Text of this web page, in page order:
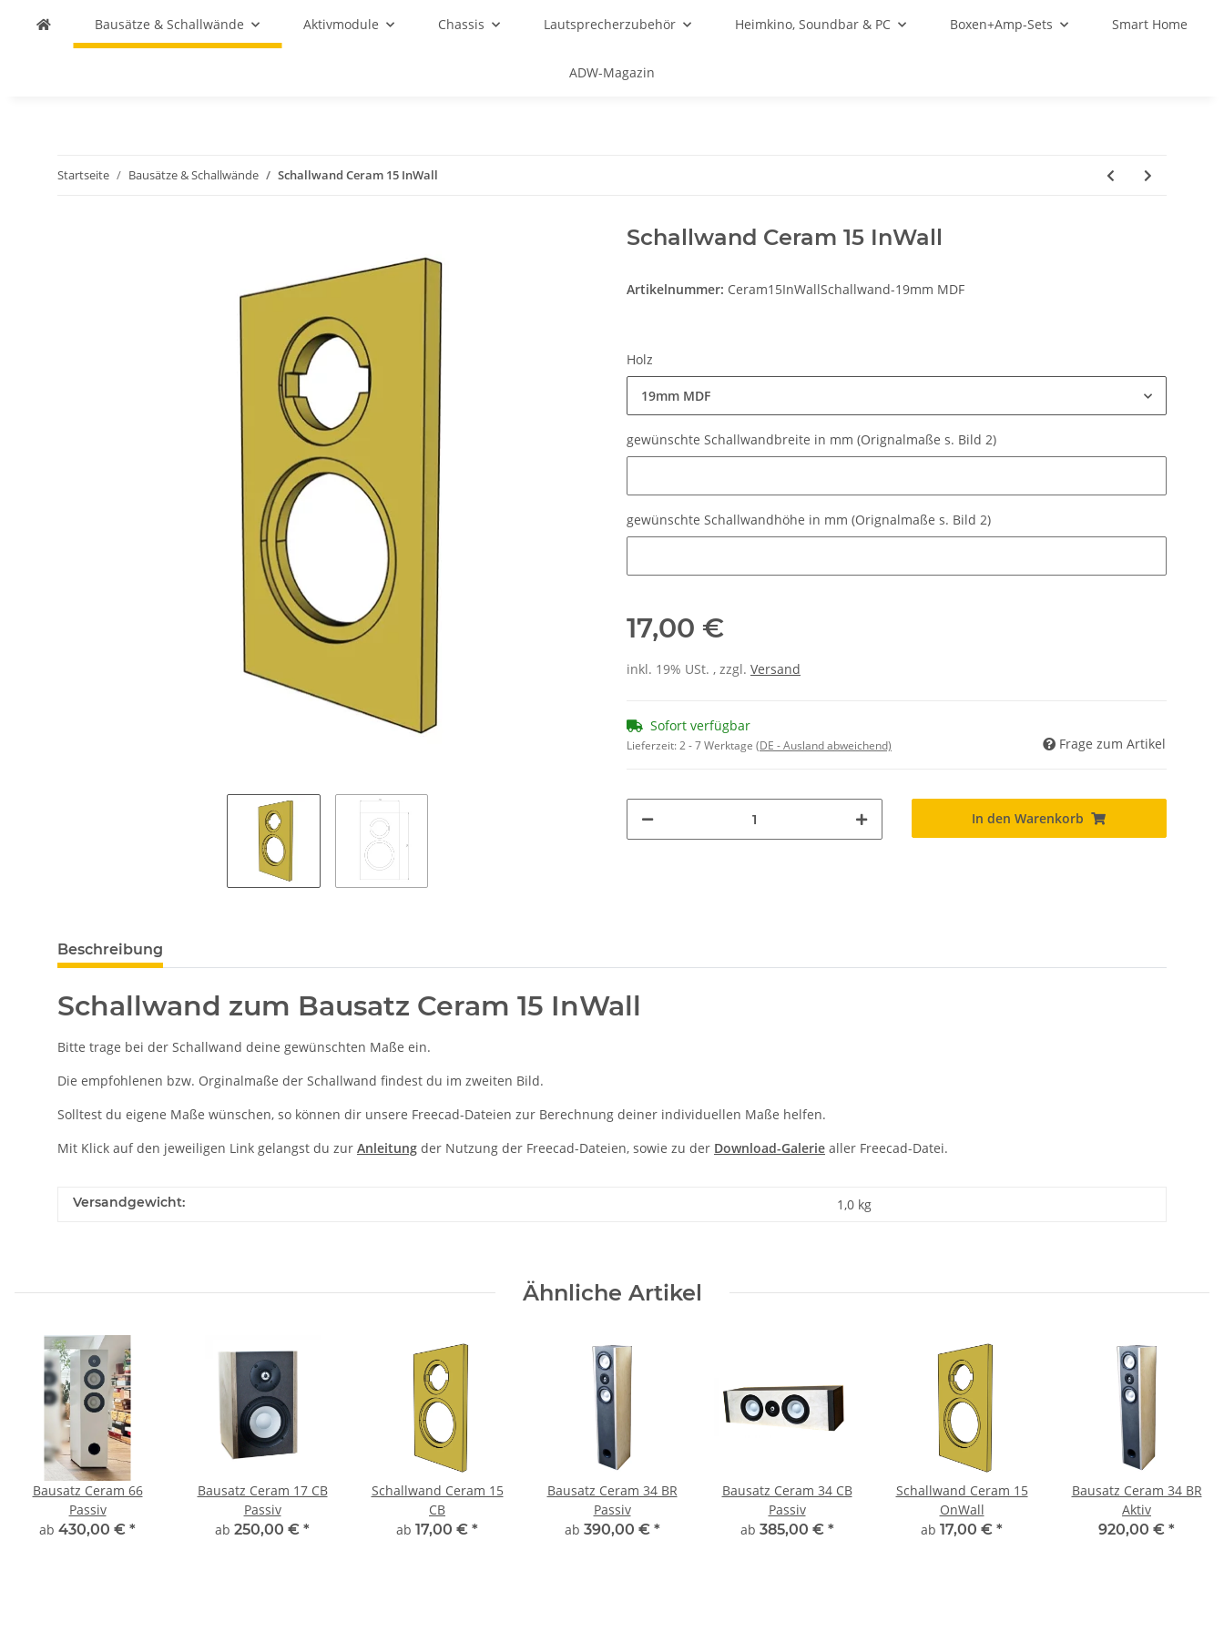
Bausätze & Schallwände Aktivmodule Chassis Lautsprecherzubehör Heimkino, Soundbar & PC Boxen+Amp-Sets Smart Home
ADW-Magazin
Startseite Bausätze & Schallwände Schallwand Ceram 15 InWall
Schallwand Ceram 15 InWall
Artikelnummer: Ceram15InWallSchallwand-19mm MDF
Holz
19mm MDF
gewünschte Schallwandbreite in mm (Orignalmaße s. Bild 2)
gewünschte Schallwandhöhe in mm (Orignalmaße s. Bild 2)
17,00 €
inkl. 19% USt. , zzgl. Versand
Sofort verfügbar
Lieferzeit:2 - 7 Werktage (DE - Ausland abweichend) Frage zum Artikel
In den Warenkorb
Beschreibung
Schallwand zum Bausatz Ceram 15 InWall
Bitte trage bei der Schallwand deine gewünschten Maße ein.
Die empfohlenen bzw. Orginalmaße der Schallwand findest du im zweiten Bild.
Solltest du eigene Maße wünschen, so können dir unsere Freecad-Dateien zur Berechnung deiner individuellen Maße helfen.
Mit Klick auf den jeweiligen Link gelangst du zur Anleitung der Nutzung der Freecad-Dateien, sowie zu der Download-Galerie aller Freecad-Datei.
Versandgewicht: 1,0 kg
Ähnliche Artikel
Bausatz Ceram 66
Passiv
ab 430,00 € *
Bausatz Ceram 17 CB
Passiv
ab 250,00 € *
Schallwand Ceram 15
CB
ab 17,00 € *
Bausatz Ceram 34 BR
Passiv
ab 390,00 € *
Bausatz Ceram 34 CB
Passiv
ab 385,00 € *
Schallwand Ceram 15
OnWall
ab 17,00 € *
Bausatz Ceram 34 BR
Aktiv
920,00 € *